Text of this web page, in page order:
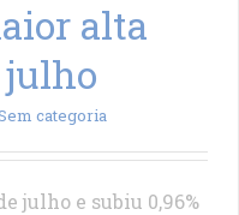
alta
julho
categoria
julho e subiu 0,96%